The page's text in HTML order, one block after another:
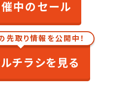
中のセール
先取り情報を公開中！
チラシを見る